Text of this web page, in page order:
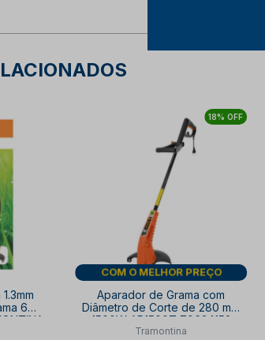
6
18% OFF
DIA DOS PAIS
Aparador de Grama com
Diâmetro de Corte de 280 mm
1500W AP1500T 79634152
TRAMONTINA
Tramontina